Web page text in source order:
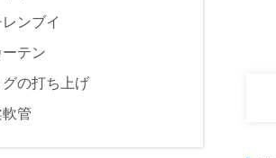
ンブイ
テン
の打ち上げ
管